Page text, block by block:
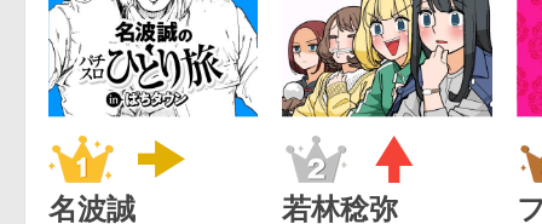
名波誠 若林稔弥